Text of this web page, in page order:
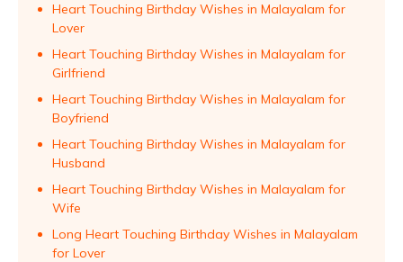
Heart Touching Birthday Wishes in Malayalam for
Lover
Heart Touching Birthday Wishes in Malayalam for
Girlfriend
Heart Touching Birthday Wishes in Malayalam for
Boyfriend
Heart Touching Birthday Wishes in Malayalam for
Husband
Heart Touching Birthday Wishes in Malayalam for
Wife
Long Heart Touching Birthday Wishes in Malayalam
for Lover